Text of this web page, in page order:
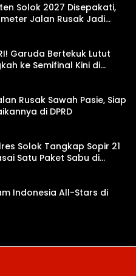
Solok 2027 Disepakati,
Jalan Rusak Jadi
Garuda Bertekuk Lutut
ke Semifinal Kini di
Rusak Sawah Pasie, Siap
di DPRD
Solok Tangkap Sopir 21
Satu Paket Sabu di
Indonesia All-Stars di